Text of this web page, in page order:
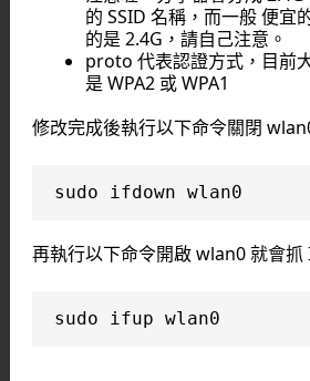
的 SSID 名稱，而一般 便宜
的是 2.4G，請自己注意。
proto 代表認證方式，目前
是 WPA2 或 WPA1
修改完成後執行以下命令關閉
sudo ifdown wlan0
再執行以下命令開啟 wlan0 就會抓
sudo ifup wlan0